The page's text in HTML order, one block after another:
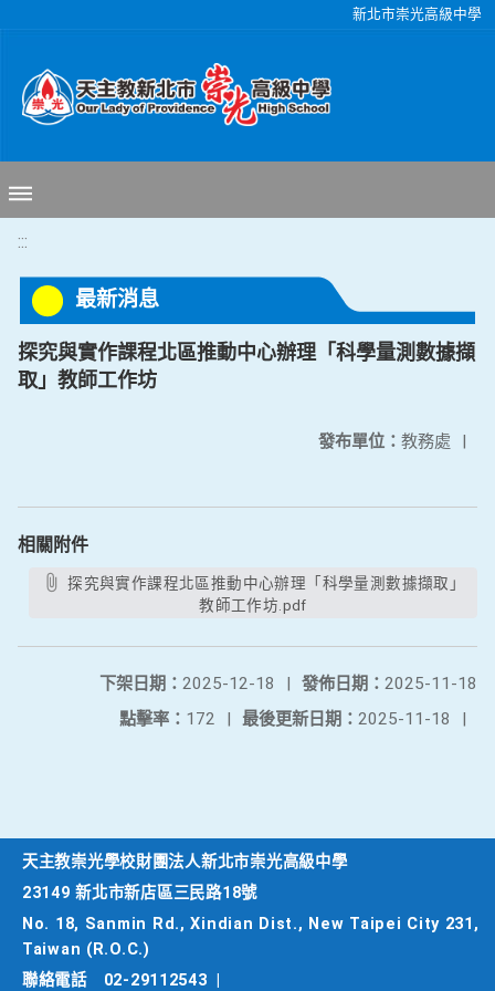
新北市崇光高級中學
:::
最新消息
探究與實作課程北區推動中心辦理「科學量測數據擷
取」教師工作坊
發布單位： 教務處 |
相關附件
探究與實作課程北區推動中心辦理「科學量測數據擷取」
教師工作坊.pdf
發佈日期： 2025-11-18
下架日期： 2025-12-18
|
最後更新日期： 2025-11-18 |
點擊率： 172 |
天主教崇光學校財團法人新北市崇光高級中學
23149 新北市新店區三民路18號
No. 18, Sanmin Rd., Xindian Dist., New Taipei City 231,
Taiwan (R.O.C.)
聯絡電話
02-29112543